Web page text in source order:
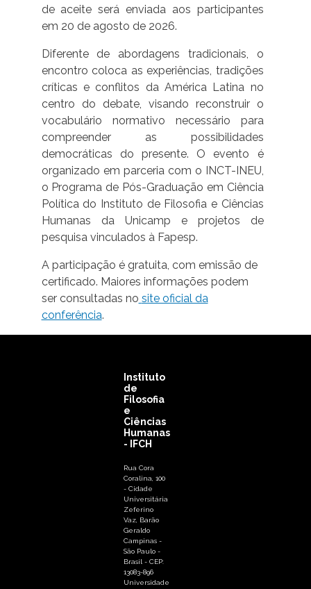
de aceite será enviada aos participantes
em 20 de agosto de 2026.
Diferente de abordagens tradicionais, o
encontro coloca as experiências, tradições
críticas e conflitos da América Latina no
centro do debate, visando reconstruir o
vocabulário normativo necessário para
compreender as possibilidades
democráticas do presente. O evento é
organizado em parceria com o INCT-INEU,
o Programa de Pós-Graduação em Ciência
Política do Instituto de Filosofia e Ciências
Humanas da Unicamp e projetos de
pesquisa vinculados à Fapesp.
A participação é gratuita, com emissão de
certificado. Maiores informações podem
ser consultadas no site oficial da
conferência.
Instituto
de
Filosofia
e
Ciências
Humanas
- IFCH
Rua Cora
Coralina, 100
- Cidade
Universitária
Zeferino
Vaz, Barão
Geraldo
Campinas -
São Paulo -
Brasil - CEP:
13083-896
Universidade